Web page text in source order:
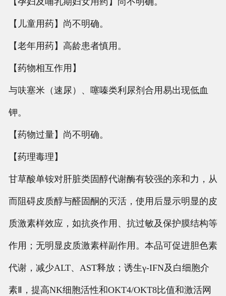
【儿童用药】尚不明确。
【老年用药】高龄患者慎用。
【药物相互作用】
与呋塞米（速尿）、噻嗪类利尿剂合用易出现低血
钾。
【药物过量】尚不明确。
【药理毒理】
甘草酸单铵对肝脏类固醇代谢酶有较强的亲和力，从
而阻碍皮质醇与醛固酮的灭活，使用后显示明显的皮
质激素样效应，如抗炎作用、抗过敏及保护膜结构等
作用；无明显皮质激素样副作用。本品可促进胆色素
代谢，减少ALT、AST释放；诱生γ-IFN及白细胞介
素Ⅱ，提高NK细胞活性和OKT4/OKT8比值和激活网